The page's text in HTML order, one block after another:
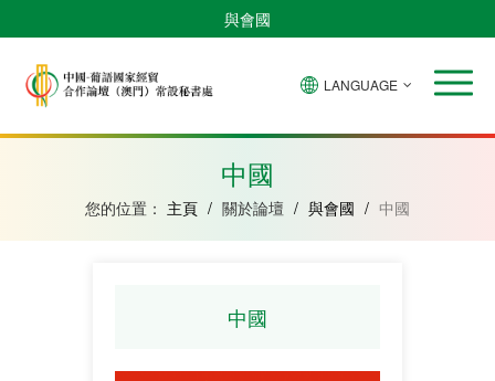
與會國
安
比
內
亞
林
LANGUAGE
中國
您的位置： 主頁 / 關於論壇 / 與會國 / 中國
中國